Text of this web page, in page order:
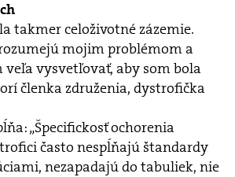
takmer celoživotné zázemie.
mojim problémom a
vysvetľovať, aby som bola
členka združenia, dystrofička
„Špecifickosť ochorenia
často nespĺňajú štandardy
nezapadajú do tabuliek, nie